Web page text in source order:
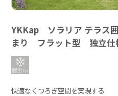
YKKap ソラリア テラス
まり フラット型 独立
快適なくつろぎ空間を実現する